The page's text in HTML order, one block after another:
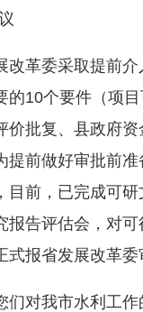
委采取提前介
的10个要件（项
价批复、县政府
提前做好审批前
目前，已完成可
报告评估会，对
式报省发展改革
对我市水利工作